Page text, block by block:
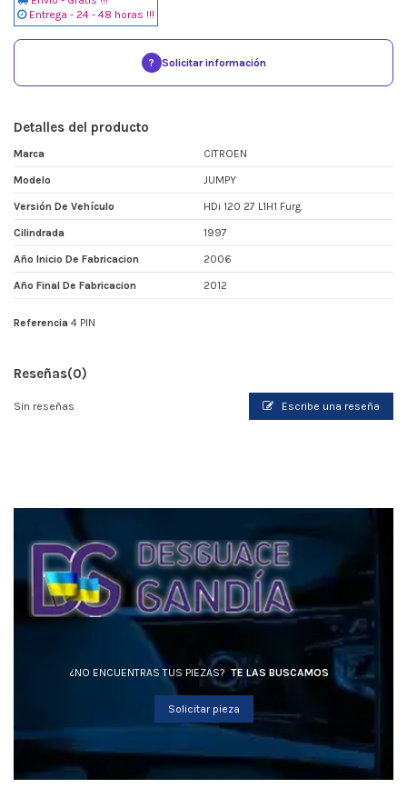
Entrega - 24 - 48 horas !!!
? Solicitar información
Detalles del producto
Marca CITROEN
Modelo JUMPY
Versión De Vehículo HDi 120 27 L1H1 Furg.
Cilindrada 1997
Año Inicio De Fabricacion 2006
Año Final De Fabricacion 2012
Referencia 4 PIN
Reseñas(0)
Sin reseñas Escribe una reseña
¿NO ENCUENTRAS TUS PIEZAS? TE LAS BUSCAMOS
Solicitar pieza